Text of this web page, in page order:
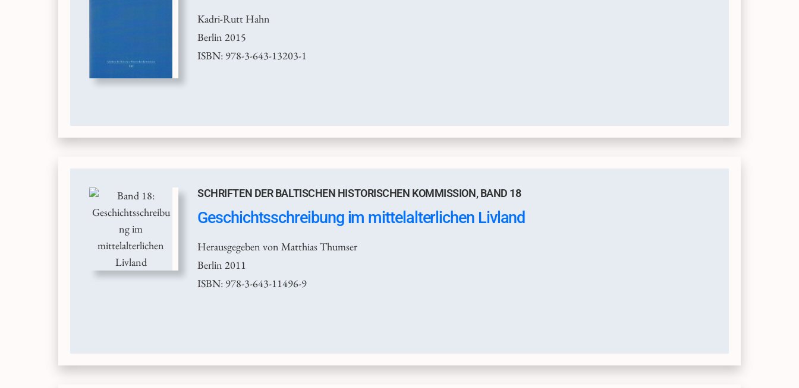
Kadri-Rutt Hahn
Berlin 2015
ISBN: 978-3-643-13203-1
SCHRIFTEN DER BALTISCHEN HISTORISCHEN KOMMISSION, BAND 18
Geschichtsschreibung im mittelalterlichen Livland
Herausgegeben von Matthias Thumser
Berlin 2011
ISBN: 978-3-643-11496-9